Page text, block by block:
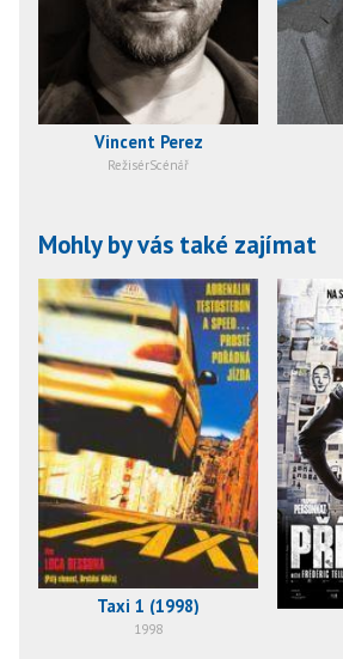
Vincent Perez
RežisérScénář
Mohly by vás také zajímat
Taxi 1 (1998)
1998